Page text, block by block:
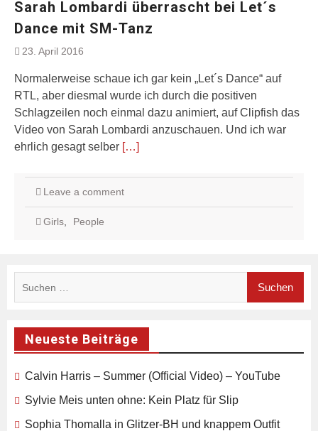
Sarah Lombardi überrascht bei Let´s
Dance mit SM-Tanz
23. April 2016
Normalerweise schaue ich gar kein „Let´s Dance“ auf
RTL, aber diesmal wurde ich durch die positiven
Schlagzeilen noch einmal dazu animiert, auf Clipfish das
Video von Sarah Lombardi anzuschauen. Und ich war
ehrlich gesagt selber […]
Leave a comment
Girls People
Neueste Beiträge
Calvin Harris – Summer (Official Video) – YouTube
Sylvie Meis unten ohne: Kein Platz für Slip
Sophia Thomalla in Glitzer-BH und knappem Outfit